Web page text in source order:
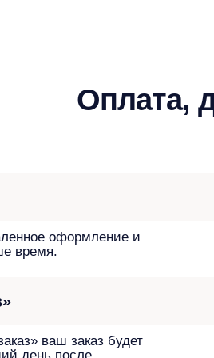
Оплата,
оформление и
время.
ваш заказ будет